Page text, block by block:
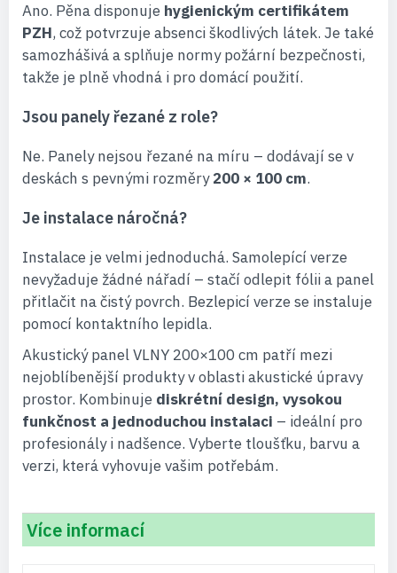
Ano. Pěna disponuje hygienickým certifikátem
PZH, což potvrzuje absenci škodlivých látek. Je také
samozhášivá a splňuje normy požární bezpečnosti,
takže je plně vhodná i pro domácí použití.
Jsou panely řezané z role?
Ne. Panely nejsou řezané na míru – dodávají se v
deskách s pevnými rozměry200 × 100 cm.
Je instalace náročná?
Instalace je velmi jednoduchá. Samolepící verze
nevyžaduje žádné nářadí – stačí odlepit fólii a panel
přitlačit na čistý povrch. Bezlepicí verze se instaluje
pomocí kontaktního lepidla.
Akustický panel VLNY 200×100 cm patří mezi
nejoblíbenější produkty v oblasti akustické úpravy
prostor. Kombinuje diskrétní design, vysokou
funkčnost a jednoduchou instalaci – ideální pro
profesionály i nadšence. Vyberte tloušťku, barvu a
verzi, která vyhovuje vašim potřebám.
Více informací